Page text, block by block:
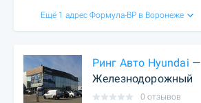
Ещё 1 адрес Формула-ВР в Воронеже
Ринг Авто Hyundai —
Железнодорожный
0 отзывов